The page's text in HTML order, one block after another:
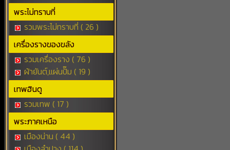
พระไม่ทราบที่
รวมพระไม่ทราบที่ ( 26 )
เครื่องรางของขลัง
รวมเครื่องราง ( 76 )
ผ้ายันต์,แผ่นปั๊ม ( 19 )
เทพฮินดู
รวมเทพ ( 17 )
พระภาคเหนือ
เมืองน่าน ( 44 )